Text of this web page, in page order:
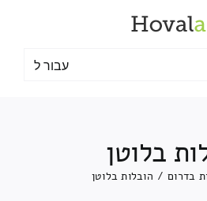
עבור ל
בלוטן
בדרום / הובלות בלוטן